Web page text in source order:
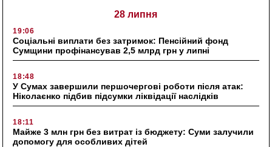
28 липня
19:06
Соціальні виплати без затримок: Пенсійний фонд
Сумщини профінансував 2,5 млрд грн у липні
18:48
У Сумах завершили першочергові роботи після атак:
Ніколаєнко підбив підсумки ліквідації наслідків
18:11
Майже 3 млн грн без витрат із бюджету: Суми залучили
допомогу для особливих дітей